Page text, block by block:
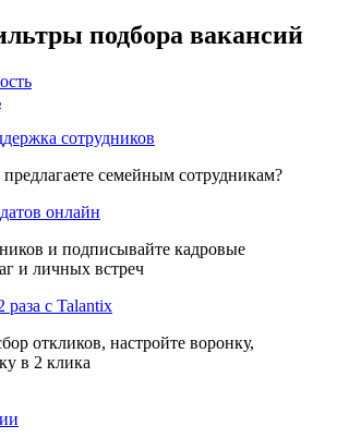
подбора вакансий
сотрудников
семейным сотрудникам?
онлайн
и подписывайте кадровые
и личных встреч
раза с Talantix
откликов, настройте воронку,
в 2 клика